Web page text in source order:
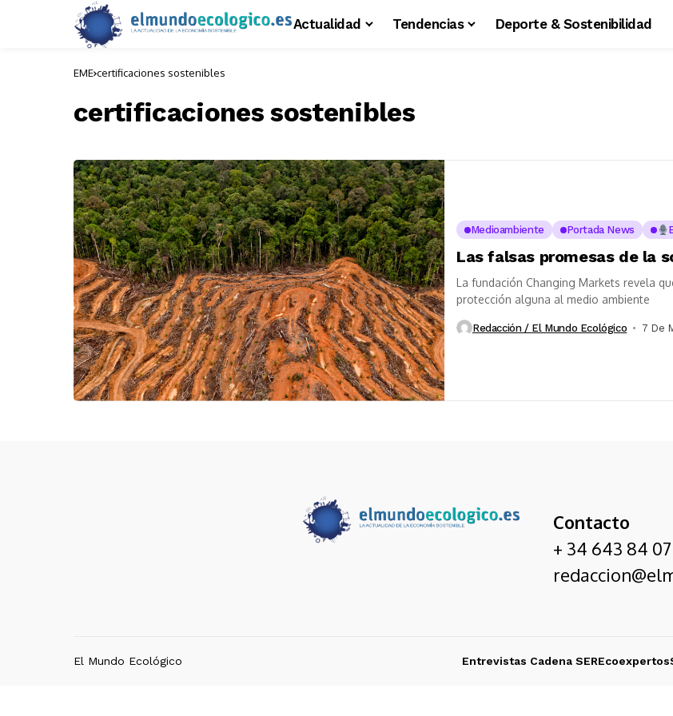
Actualidad Tendencias Deporte & Sostenibilidad
EME certificaciones sostenibles
certificaciones sostenibles
Medioambiente Portada News
Las falsas promesas de la
La fundación Changing Markets revela
protección alguna al medio ambiente
Redacción / El Mundo Ecológico 7 De
Contacto
+ 34 643 84
El Mundo Ecológico Entrevistas Cadena SEREcoexpertos